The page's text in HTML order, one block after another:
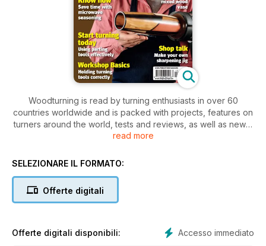
Woodturning is read by turning enthusiasts in over 60
countries worldwide and is packed with projects, features on
turners around the world, tests and reviews, as well as news,
letters and tips. Our projects cater for varying levels of ability,
professional.
Christmas presents for you to make; a contemporary mixed
read more
SELEZIONARE IL FORMATO:
Offerte digitali
Accesso immediato
Offerte digitali disponibili: